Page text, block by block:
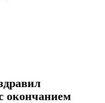
окончанием